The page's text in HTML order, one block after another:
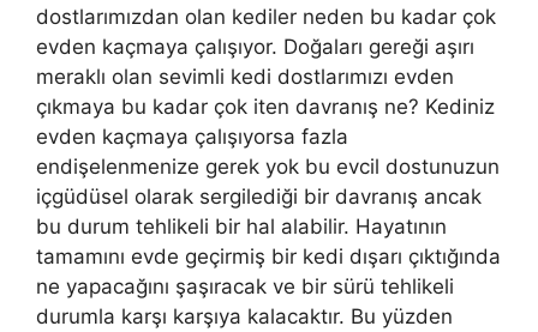
dostlarımızdan olan kediler neden bu kadar çok
evden kaçmaya çalışıyor. Doğaları gereği aşırı
meraklı olan sevimli kedi dostlarımızı evden
çıkmaya bu kadar çok iten davranış ne? Kediniz
evden kaçmaya çalışıyorsa fazla
endişelenmenize gerek yok bu evcil dostunuzun
içgüdüsel olarak sergilediği bir davranış ancak
bu durum tehlikeli bir hal alabilir. Hayatının
tamamını evde geçirmiş bir kedi dışarı çıktığında
ne yapacağını şaşıracak ve bir sürü tehlikeli
durumla karşı karşıya kalacaktır. Bu yüzden